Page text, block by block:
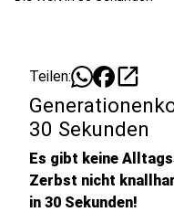
Teilen: open_in_new
30 Sekunden
Es gibt keine
Zerbst nicht
in 30 Sekunden!